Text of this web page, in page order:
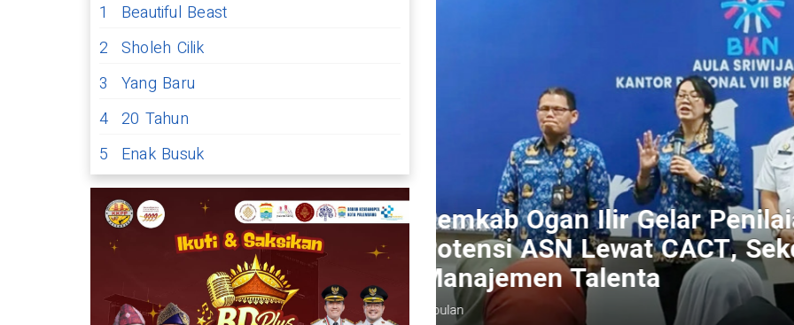
1
Beautiful Beast
2 Sholeh Cilik
3
Yang Baru
4 20 Tahun
5
Enak Busuk
Penilaian Kompetensi dan
CACT, Sekda Sebut Perkuat
Wabup Ogan Ilir dan Ketua
Warga yang Jadi Pasien
Intensif di RS
2 bulan